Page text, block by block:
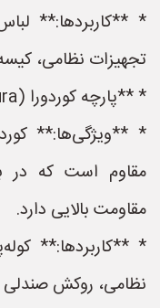
* **کاربردها:**
تجهیزات نظامی،
* **پارچه کوردورا (Cordura):**
* **ویژگی‌ها:**
مقاوم است که در
مقاومت بالایی دارد.
* **کاربردها:**
نظامی، روکش صندلی